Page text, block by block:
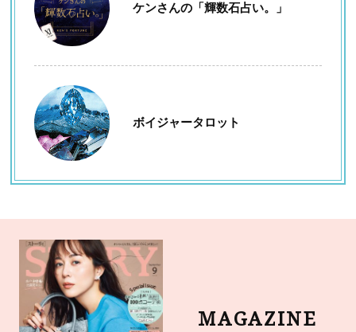
ケンさんの「輝数石占い。」
ボイジャータロット
MAGAZINE